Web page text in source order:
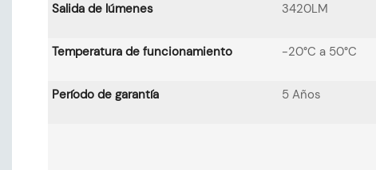
Salida de lúmenes 3420LM
Temperatura de funcionamiento -20°C a 50°C
Período de garantía 5 Años